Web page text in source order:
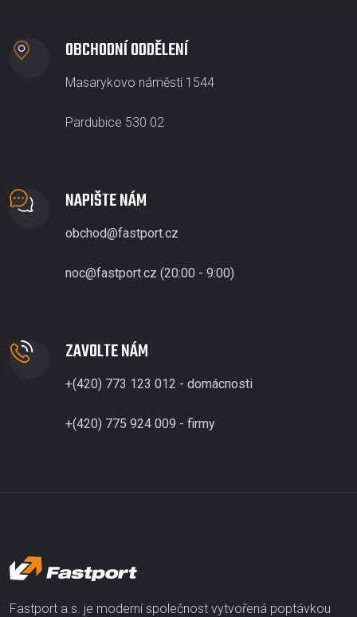
OBCHODNÍ ODDĚLENÍ
Masarykovo náměstí 1544
Pardubice 530 02
NAPIŠTE NÁM
obchod@fastport.cz
noc@fastport.cz (20:00 - 9:00)
ZAVOLTE NÁM
+(420) 773 123 012 - domácnosti
+(420) 775 924 009 - firmy
Fastport a.s. je moderní společnost vytvořená poptávkou